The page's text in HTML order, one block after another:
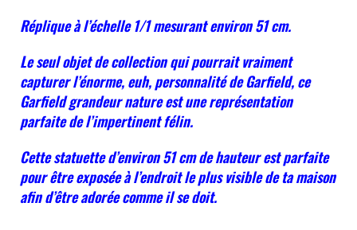
Réplique à l’échelle 1/1 mesurant environ 51 cm.
Le seul objet de collection qui pourrait vraiment
capturer l’énorme, euh, personnalité de Garfield, ce
Garfield grandeur nature est une représentation
parfaite de l’impertinent félin.
Cette statuette d’environ 51 cm de hauteur est parfaite
pour être exposée à l’endroit le plus visible de ta maison
afin d’être adorée comme il se doit.